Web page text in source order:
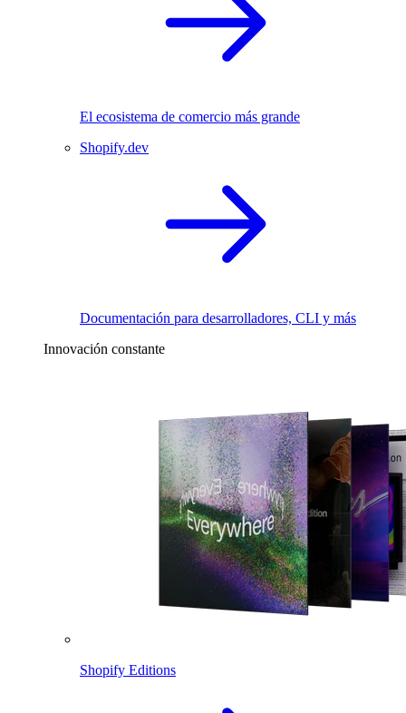
El ecosistema de comercio más grande
Shopify.dev
Documentación para desarrolladores, CLI y más
Innovación constante
Shopify Editions